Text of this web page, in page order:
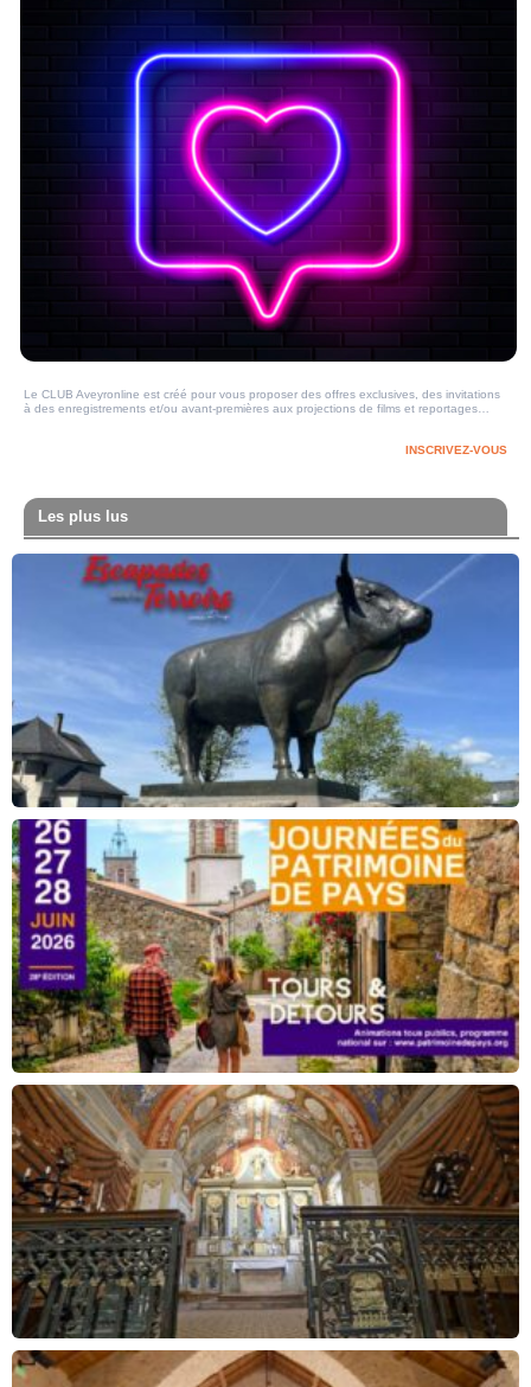
Le CLUB Aveyronline est créé pour vous proposer des offres exclusives, des invitations
à des enregistrements et/ou avant-premières aux projections de films et reportages…
INSCRIVEZ-VOUS
Les plus lus